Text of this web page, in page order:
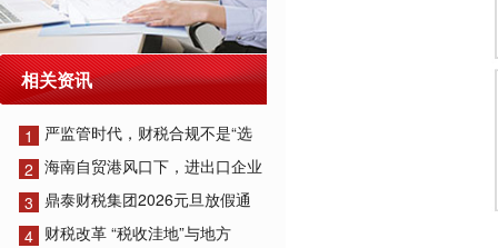
相关资讯
1
严监管时代，财税合规不是“选
2 海南自贸港风口下，进出口企业
3 鼎泰财税集团2026元旦放假通
4 财税改革 “税收洼地”与地方